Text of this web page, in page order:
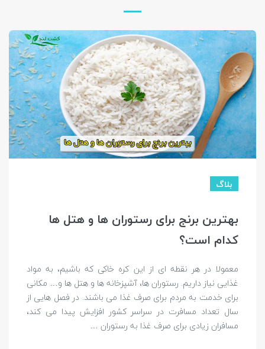
بلاگ
بهترین برنج برای رستوران ها و هتل ها
کدام است؟
معمولا در هر نقطه ای از این کره خاکی که باشیم، به مواد
غذایی نیاز داریم. رستوران ها، آشپزخانه ها و هتل ها و… مکانی
برای خدمت به مردم برای صرف غذا می باشند. در فصل هایی از
سال تعداد مسافرت در سراسر کشور افزایش پیدا می کند،
مسافران زیادی برای صرف غذا به رستوران …